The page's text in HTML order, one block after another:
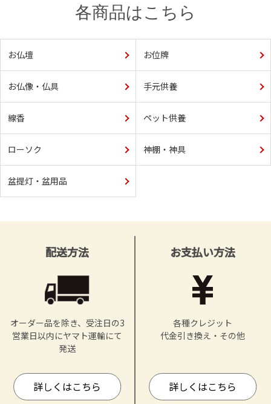
各商品はこちら
お仏壇 お位牌
お仏像・仏具 手元供養
線香 ペット供養
ローソク 神棚・神具
盆提灯・盆用品
配送方法
オーダー品を除き、受注日の3
営業日以内にヤマト運輸にて
発送
詳しくはこちら
お支払い方法
各種クレジット
代金引き換え・その他
詳しくはこちら